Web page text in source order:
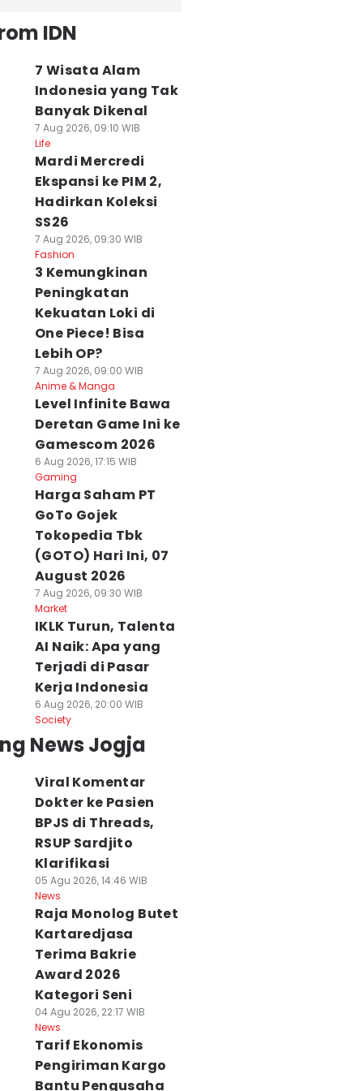
IDN
7 Wisata Alam
Indonesia yang Tak
Banyak Dikenal
7 Aug 2026, 09:10 WIB
Life
Mardi Mercredi
Ekspansi ke PIM 2,
Hadirkan Koleksi
SS26
7 Aug 2026, 09:30 WIB
Fashion
3 Kemungkinan
Peningkatan
Kekuatan Loki di
One Piece! Bisa
Lebih OP?
7 Aug 2026, 09:00 WIB
Anime & Manga
Level Infinite Bawa
Deretan Game Ini ke
Gamescom 2026
6 Aug 2026, 17:15 WIB
Gaming
Harga Saham PT
GoTo Gojek
Tokopedia Tbk
(GOTO) Hari Ini, 07
August 2026
7 Aug 2026, 09:30 WIB
Market
IKLK Turun, Talenta
AI Naik: Apa yang
Terjadi di Pasar
Kerja Indonesia
6 Aug 2026, 20:00 WIB
Society
News Jogja
Viral Komentar
Dokter ke Pasien
BPJS di Threads,
RSUP Sardjito
Klarifikasi
05 Agu 2026, 14:46 WIB
News
Raja Monolog Butet
Kartaredjasa
Terima Bakrie
Award 2026
Kategori Seni
04 Agu 2026, 22:17 WIB
News
Tarif Ekonomis
Pengiriman Kargo
Bantu Pengusaha